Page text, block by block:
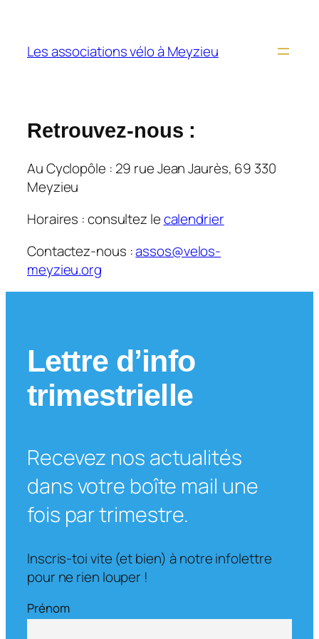
contenu
Les associations vélo à Meyzieu
Retrouvez-nous :
Au Cyclopôle : 29 rue Jean Jaurès, 69 330
Meyzieu
Horaires : consultez lecalendrier
Contactez-nous :assos@velos-
meyzieu.org
Lettre d’info
trimestrielle
Recevez nos actualités
dans votre boîte mail une
fois par trimestre.
Inscris-toi vite (et bien) à notre infolettre
pour ne rien louper !
Prénom